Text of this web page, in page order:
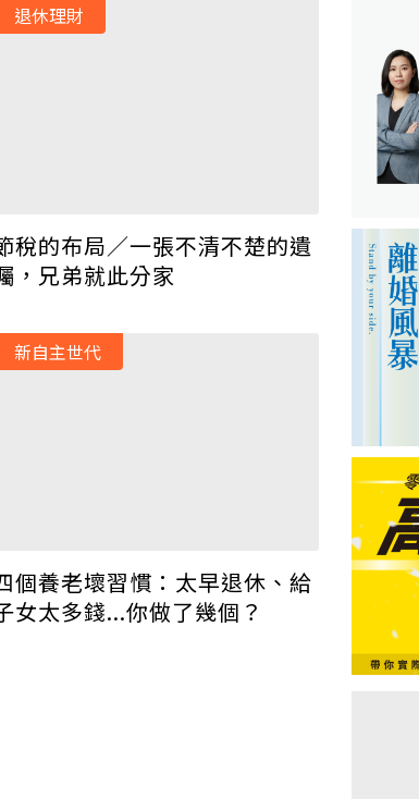
稅的布局／一張不清不楚的遺
，兄弟就此分家
退休理財
個養老壞習慣：太早退休、給
女太多錢...你做了幾個？
新自主世代